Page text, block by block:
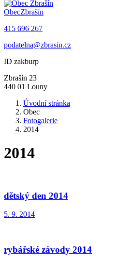
ObecZbrašín
415 696 267
podatelna@zbrasin.cz
ID zakburp
Zbrašín 23
440 01 Louny
Úvodní stránka
Obec
Fotogalerie
2014
2014
dětský den 2014
5. 9. 2014
rybářské závody 2014